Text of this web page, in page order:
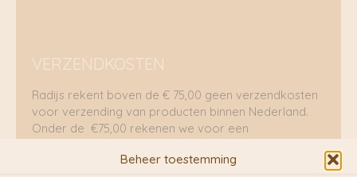
Beheer toestemming
VERZENDKOSTEN
Radijs rekent boven de € 75,00 geen verzendkosten
voor verzending van producten binnen Nederland.
Onder de €75,00 rekenen we voor een